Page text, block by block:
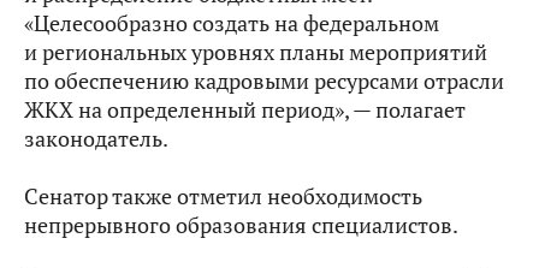
«Целесообразно создать на федеральном
и региональных уровнях планы мероприятий
по обеспечению кадровыми ресурсами отрасли
ЖКХ на определенный период», — полагает
законодатель.
Сенатор также отметил необходимость
непрерывного образования специалистов.